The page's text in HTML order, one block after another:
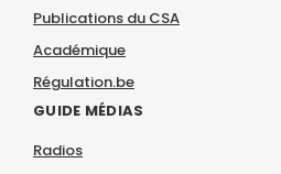
Publications du CSA
Académique
Régulation.be
GUIDE MÉDIAS
Radios